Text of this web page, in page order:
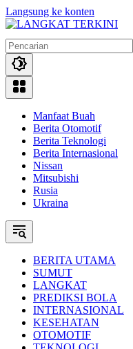
Langsung ke konten
Manfaat Buah
Berita Otomotif
Berita Teknologi
Berita Internasional
Nissan
Mitsubishi
Rusia
Ukraina
BERITA UTAMA
SUMUT
LANGKAT
PREDIKSI BOLA
INTERNASIONAL
KESEHATAN
OTOMOTIF